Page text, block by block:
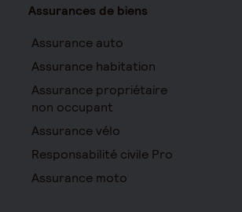
Assurances de biens
Assurance auto
Assurance habitation
Assurance propriétaire
non occupant
Assurance vélo
Responsabilité civile Pro
Assurance moto